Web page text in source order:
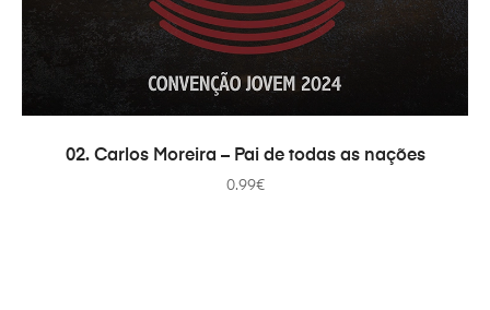
ADAUGĂ ÎN COȘ
02. Carlos Moreira – Pai de todas as nações
0.99€